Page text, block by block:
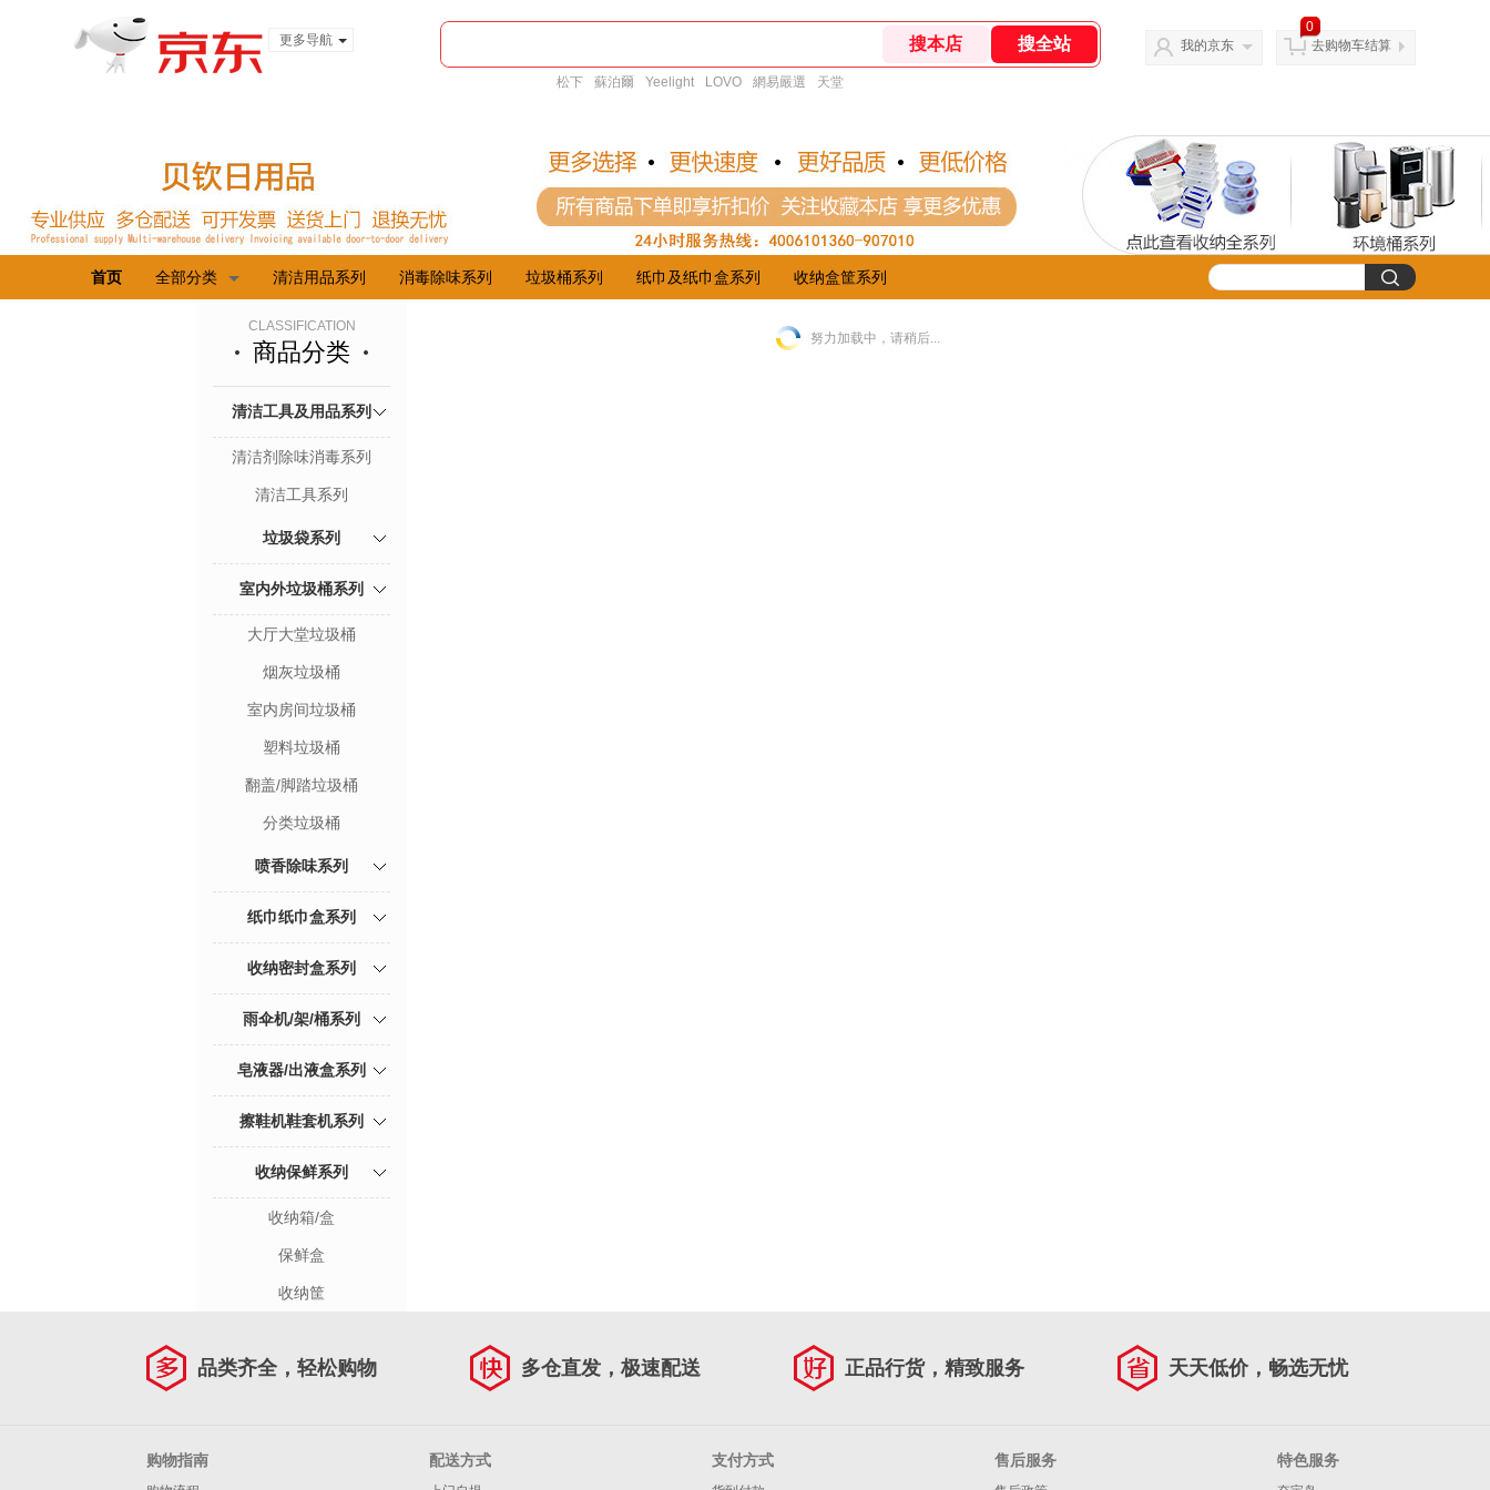
更多导航
松下 蘇泊爾 Yeelight LOVO 網易嚴選 天堂
我的京东
0
去购物车结算
首页 全部分类 清洁用品系列 消毒除味系列 垃圾桶系列 纸巾及纸巾盒系列 收纳盒筐系列
CLASSIFICATION
商品分类
清洁工具及用品系列
清洁剂除味消毒系列
清洁工具系列
垃圾袋系列
室内外垃圾桶系列
大厅大堂垃圾桶
烟灰垃圾桶
室内房间垃圾桶
塑料垃圾桶
翻盖/脚踏垃圾桶
分类垃圾桶
喷香除味系列
纸巾纸巾盒系列
收纳密封盒系列
雨伞机/架/桶系列
皂液器/出液盒系列
擦鞋机鞋套机系列
收纳保鲜系列
收纳箱/盒
保鲜盒
收纳筐
努力加载中，请稍后...
品类齐全，轻松购物 多仓直发，极速配送 正品行货，精致服务 天天低价，畅选无忧
购物指南 配送方式 支付方式 售后服务 特色服务